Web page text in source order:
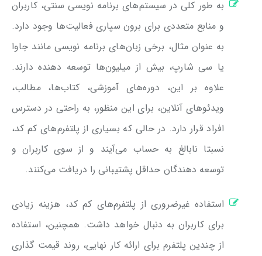
به طور کلی در سیستم‌های برنامه نویسی سنتی، کاربران
و منابع متعددی برای برون سپاری فعالیت‌ها وجود دارد.
به عنوان مثال، برخی زبان‌های برنامه نویسی مانند جاوا
یا سی شارپ، بیش از میلیون‌ها توسعه دهنده دارند.
علاوه بر این، دوره‌های آموزشی، کتاب‌ها، مطالب،
ویدئوهای آنلاین، برای این منظور، به راحتی در دسترس
افراد قرار دارد. در حالی که بسیاری از پلتفرم‌های کم کد،
نسبتا نابالغ به حساب می‌آیند و از سوی کاربران و
توسعه دهندگان حداقل پشتیبانی را دریافت می‌کنند.
استفاده غیرضروری از پلتفرم‌های کم کد، هزینه زیادی
برای کاربران به دنبال خواهد داشت. همچنین، استفاده
از چندین پلتفرم برای ارائه کار نهایی، روند قیمت گذاری